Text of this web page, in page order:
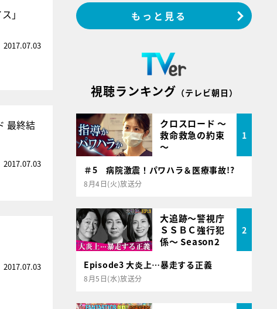
」
2017.07.03
最終結
2017.07.03
2017.07.03
もっと見る
視聴ランキング （テレビ朝日）
クロスロード ～
救命救急の約束
～
1
＃5 病院激震！パワハラ＆医療事故!?
8月4日(火)放送分
大追跡～警視庁
ＳＳＢＣ強行犯
係～ Season2
2
Episode3 大炎上…暴走する正義
8月5日(水)放送分